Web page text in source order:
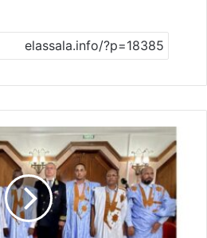
c
e
b
o
o
k
st
o
d
o
n
ai
l
at
s
A
p
p
ar
e